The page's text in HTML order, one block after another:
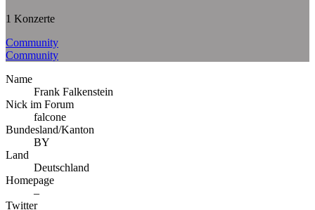
1 Konzerte
Community
Community
Name
Frank Falkenstein
Nick im Forum
falcone
Bundesland/Kanton
BY
Land
Deutschland
Homepage
–
Twitter